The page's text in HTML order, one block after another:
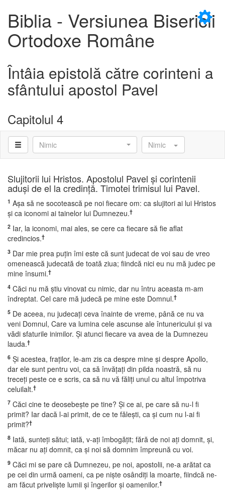
×
Biblia - Versiunea Bisericii
Ortodoxe Române
Întâia epistolă către corinteni a
sfântului apostol Pavel
Capitolul 4
Nimic Nimic
Slujitorii lui Hristos. Apostolul Pavel şi corintenii
aduşi de el la credinţă. Timotei trimisul lui Pavel.
1 Aşa să ne socotească pe noi fiecare om: ca slujitori ai lui Hristos
şi ca iconomi ai tainelor lui Dumnezeu.†
2 Iar, la iconomi, mai ales, se cere ca fiecare să fie aflat
credincios.†
3 Dar mie prea puţin îmi este că sunt judecat de voi sau de vreo
omenească judecată de toată ziua; fiindcă nici eu nu mă judec pe
mine însumi.†
4 Căci nu mă ştiu vinovat cu nimic, dar nu întru aceasta m-am
îndreptat. Cel care mă judecă pe mine este Domnul.†
5 De aceea, nu judecaţi ceva înainte de vreme, până ce nu va
veni Domnul, Care va lumina cele ascunse ale întunericului şi va
vădi sfaturile inimilor. Şi atunci fiecare va avea de la Dumnezeu
lauda.†
6 Şi acestea, fraţilor, le-am zis ca despre mine şi despre Apollo,
dar ele sunt pentru voi, ca să învăţaţi din pilda noastră, să nu
treceţi peste ce e scris, ca să nu vă făliţi unul cu altul împotriva
celuilalt.†
7 Căci cine te deosebeşte pe tine? Şi ce ai, pe care să nu-l fi
primit? Iar dacă l-ai primit, de ce te făleşti, ca şi cum nu l-ai fi
primit?†
8 Iată, sunteţi sătui; iată, v-aţi îmbogăţit; fără de noi aţi domnit, şi,
măcar nu aţi domnit, ca şi noi să domnim împreună cu voi.
9 Căci mi se pare că Dumnezeu, pe noi, apostolii, ne-a arătat ca
pe cei din urmă oameni, ca pe nişte osândiţi la moarte, fiindcă ne-
am făcut privelişte lumii şi îngerilor şi oamenilor.†